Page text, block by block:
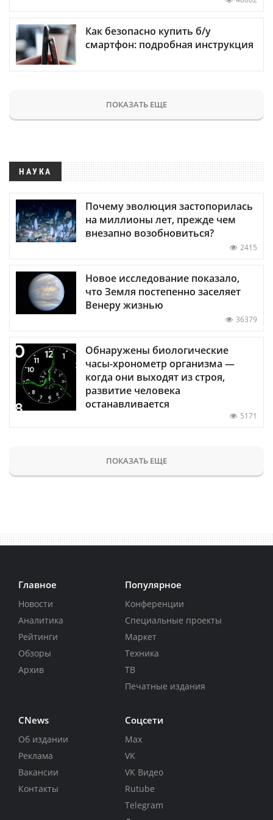
Как безопасно купить б/у
смартфон: подробная инструкция
ПОКАЗАТЬ ЕЩЕ
НАУКА
Почему эволюция застопорилась
на миллионы лет, прежде чем
внезапно возобновиться?
2415
Новое исследование показало,
что Земля постепенно заселяет
Венеру жизнью
36379
Обнаружены биологические
часы-хронометр организма —
когда они выходят из строя,
развитие человека
останавливается
5171
ПОКАЗАТЬ ЕЩЕ
Главное
Новости
Аналитика
Рейтинги
Обзоры
Архив
Популярное
Конференции
Специальные проекты
Маркет
Техника
ТВ
Печатные издания
CNews
Об издании
Реклама
Вакансии
Контакты
Соцсети
Max
VK
VK Видео
Rutube
Telegram